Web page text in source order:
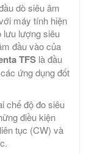
dò siêu âm
máy tính hiện
lưu lượng siêu
đầu vào của
TFS là đầu
ứng dụng đốt
chế độ đo siêu
điều kiện
tục (CW) và